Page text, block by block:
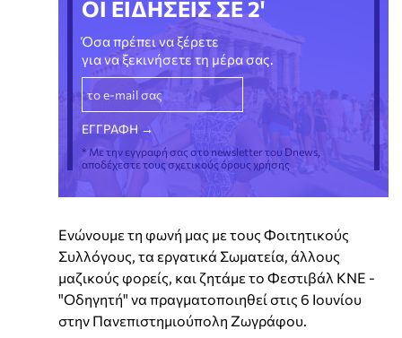
ΟΙ ΕΙΔΗΣΕΙΣ ΣΕ 2'
Όσα πρέπει να ξέρετε
για να ξεκινήσετε τη μέρα σας.
* Με την εγγραφή σας στο newsletter του Dnews,
αποδέχεστε τους σχετικούς όρους χρήσης
Ενώνουμε τη φωνή μας με τους Φοιτητικούς
Συλλόγους, τα εργατικά Σωματεία, άλλους
μαζικούς φορείς, και ζητάμε το Φεστιβάλ ΚΝΕ -
"Οδηγητή" να πραγματοποιηθεί στις 6 Ιουνίου
στην Πανεπιστημιούπολη Ζωγράφου.